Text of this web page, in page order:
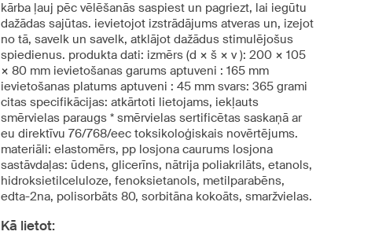
kārba ļauj pēc vēlēšanās saspiest un pagriezt, lai iegūtu
dažādas sajūtas. ievietojot izstrādājums atveras un, izejot
no tā, savelk un savelk, atklājot dažādus stimulējošus
spiedienus. produkta dati: izmērs (d × š × v ): 200 × 105
× 80 mm ievietošanas garums aptuveni : 165 mm
ievietošanas platums aptuveni : 45 mm svars: 365 grami
citas specifikācijas: atkārtoti lietojams, iekļauts
smērvielas paraugs * smērvielas sertificētas saskaņā ar
eu direktīvu 76/768/eec toksikoloģiskais novērtējums.
materiāli: elastomērs, pp losjona caurums losjona
sastāvdaļas: ūdens, glicerīns, nātrija poliakrilāts, etanols,
hidroksietilceluloze, fenoksietanols, metilparabēns,
edta-2na, polisorbāts 80, sorbitāna kokoāts, smaržvielas.
Kā lietot: